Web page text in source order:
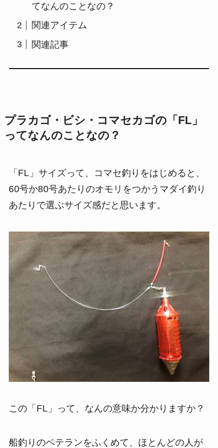
てなんのことなの？
関連アイテム
関連記事
プラカゴ・ビシ・コマセカゴの「FL」
ってなんのことなの？
「FL」サイズって、コマセ釣りをはじめると、
60号か80号あたりのオモリをつかうマダイ釣り
あたりで選ぶサイズ感だと思います。
この「FL」って、なんの意味か分かりますか？
船釣りのベテランをふくめて、ほとんどの人が